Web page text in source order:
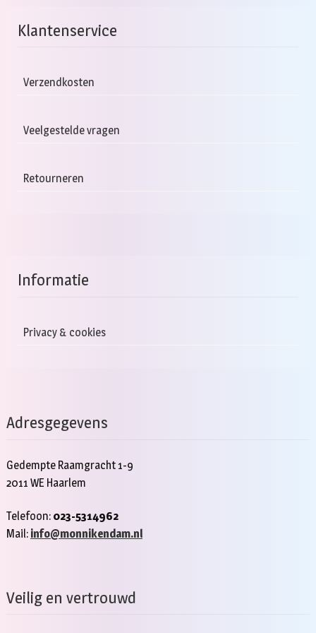
Klantenservice
Verzendkosten
Veelgestelde vragen
Retourneren
Informatie
Privacy & cookies
Adresgegevens
Gedempte Raamgracht 1-9
2011 WE Haarlem
Telefoon: 023-5314962
Mail: info@monnikendam.nl
Veilig en vertrouwd